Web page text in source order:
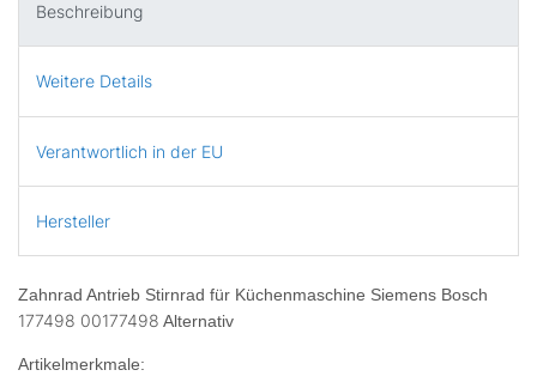
Beschreibung
Weitere Details
Verantwortlich in der EU
Hersteller
Zahnrad Antrieb Stirnrad für Küchenmaschine Siemens Bosch
177498 00177498 Alternativ
Artikelmerkmale: